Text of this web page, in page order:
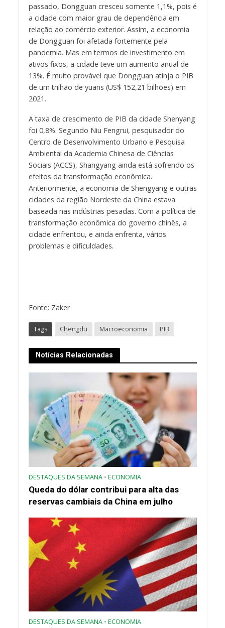
passado, Dongguan cresceu somente 1,1%, pois é
a cidade com maior grau de dependência em
relação ao comércio exterior. Assim, a economia
de Dongguan foi afetada fortemente pela
pandemia. Mas em termos de investimento em
ativos fixos, a cidade teve um aumento anual de
13%. É muito provável que Dongguan atinja o PIB
de um trilhão de yuans (US$ 152,21 bilhões) em
2021.
A taxa de crescimento de PIB da cidade Shenyang
foi 0,8%. Segundo Niu Fengrui, pesquisador do
Centro de Desenvolvimento Urbano e Pesquisa
Ambiental da Academia Chinesa de Ciências
Sociais (ACCS), Shangyang ainda está sofrendo os
efeitos da transformação econômica.
Anteriormente, a economia de Shengyang e outras
cidades da região Nordeste da China estava
baseada nas indústrias pesadas. Com a política de
transformação econômica do governo chinês, a
cidade enfrentou, e ainda enfrenta, vários
problemas e dificuldades.
Fonte: Zaker
Tags Chengdu Macroeconomia PIB
Notícias Relacionadas
DESTAQUES DA SEMANA • ECONOMIA
Queda do dólar contribui para alta das
reservas cambiais da China em julho
DESTAQUES DA SEMANA • ECONOMIA